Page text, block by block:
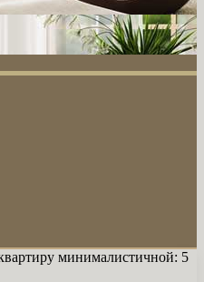
минималистичной: 5